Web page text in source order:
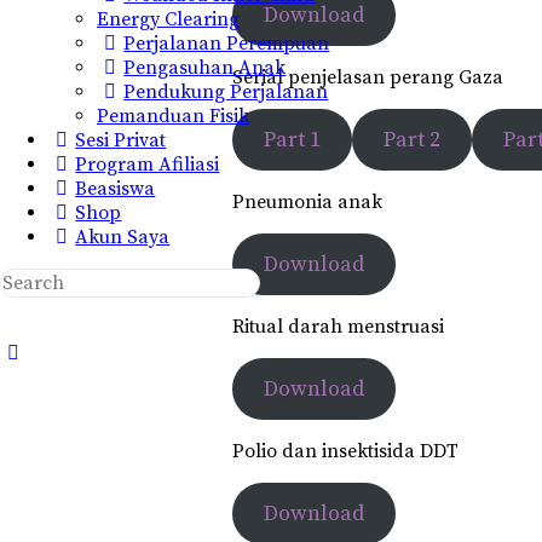
Energy Clearing
Perjalanan Perempuan
Pengasuhan Anak
Pendukung Perjalanan
Pemanduan Fisik
Sesi Privat
Program Afiliasi
Beasiswa
Shop
Akun Saya
Search
for:
Download
Serial penjelasan perang Gaza
Part 1 Part 2
Pneumonia anak
Download
Ritual darah menstruasi
Download
Polio dan insektisida DDT
Download